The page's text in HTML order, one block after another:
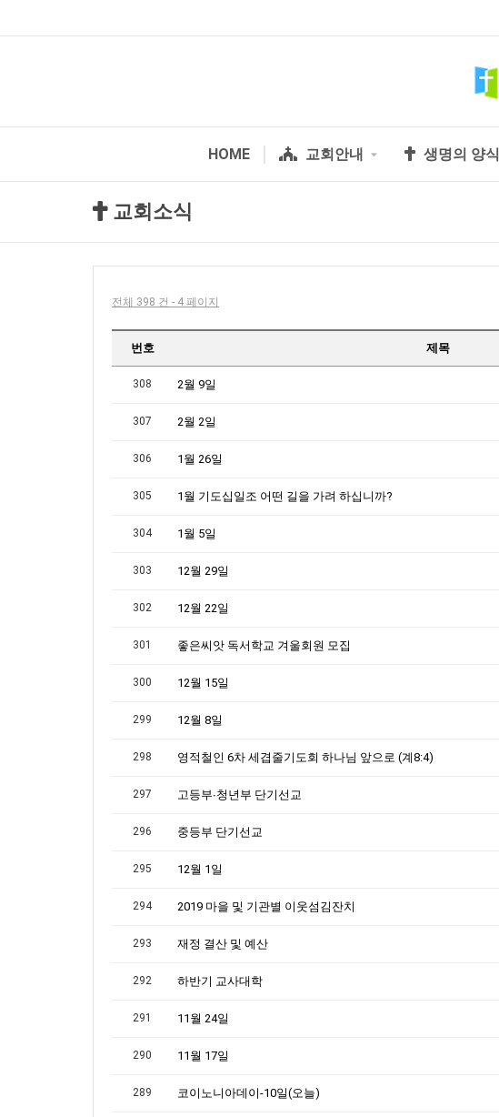
HOME 교회안내 생명의 양식
교회소식
전체 398 건 - 4 페이지
번호 제목
308 2월 9일
307 2월 2일
306 1월 26일
305 1월 기도십일조 어떤 길을 가려 하십니까?
304 1월 5일
303 12월 29일
302 12월 22일
301 좋은씨앗 독서학교 겨울회원 모집
300 12월 15일
299 12월 8일
298 영적철인 6차 세겹줄기도회 하나님 앞으로 (계8:4)
297 고등부∙청년부 단기선교
296 중등부 단기선교
295 12월 1일
294 2019 마을 및 기관별 이웃섬김잔치
293 재정 결산 및 예산
292 하반기 교사대학
291 11월 24일
290 11월 17일
289 코이노니아데이-10일(오늘)